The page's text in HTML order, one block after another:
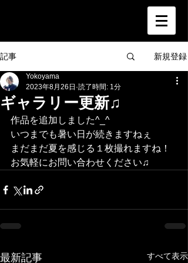
記事 新規登録
ギャラリー更新♫
Yokoyama
2023年8月26日 読了時間: 1分
作品を追加しました^_^
いつまでも暑い日が続きますねぇ
まだまだ夏を感じる１枚撮れますね！
お気軽にお問い合わせください♫
最新記事 すべて表示